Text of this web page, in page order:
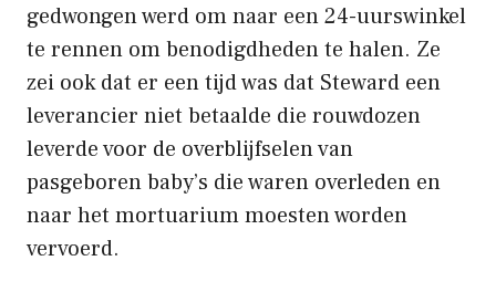
gedwongen werd om naar een 24-uurswinkel
te rennen om benodigdheden te halen. Ze
zei ook dat er een tijd was dat Steward een
leverancier niet betaalde die rouwdozen
leverde voor de overblijfselen van
pasgeboren baby’s die waren overleden en
naar het mortuarium moesten worden
vervoerd.